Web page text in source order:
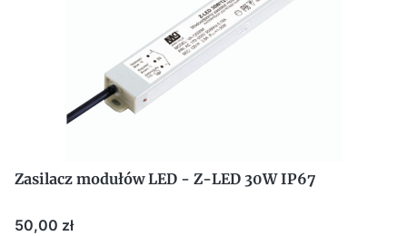
Zasilacz modułów LED - Z-LED 30W IP67
Cena
50,00 zł